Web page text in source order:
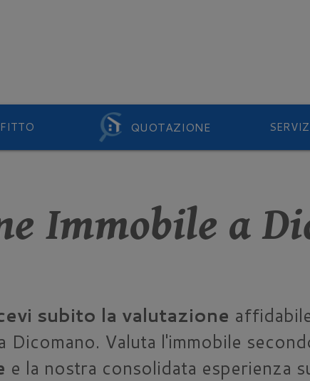
QUOTAZIONE
Immobile a
subito la valutazione
Dicomano. Valuta l'immobile
e la nostra consolidata esperienza